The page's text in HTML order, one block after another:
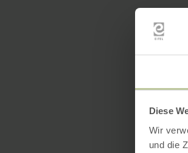
Diese
Wir
und die